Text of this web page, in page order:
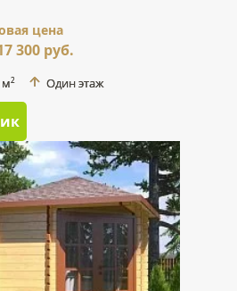
цена
300 руб.
м2 Один этаж